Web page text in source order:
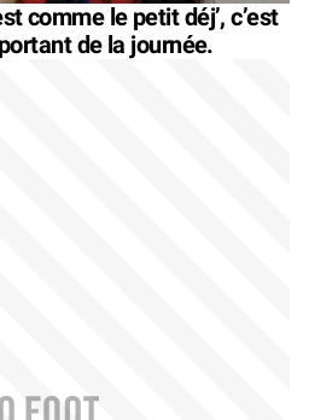
comme le petit déj’, c’est
de la journée.